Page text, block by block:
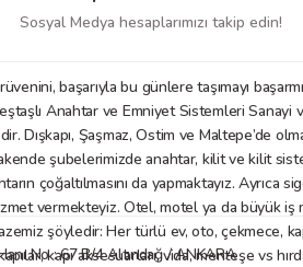
Sosyal Medya hesaplarımızı takip edin!
başarıyla bu günlere taşımayı
Anahtar ve Emniyet Sistemleri
Dışkapı, Şaşmaz, Ostim ve Maltepe’de
şubelerimizde anahtar, kilit ve kilit
çoğaltılmasını da yapmaktayız.
vermekteyiz. Otel, motel ya da büyük
şöyledir: Her türlü ev, oto, çekmece,
kapı aksesuarları, vida, menteşe vs
No : 67 B/4 Altındağ / ANKARA